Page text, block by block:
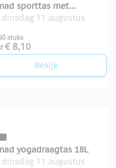
sporttas met
dinsdag 11 augustus
stuks
€ 8,10
Bekijk
yogadraagtas 18L
dinsdag 11 augustus